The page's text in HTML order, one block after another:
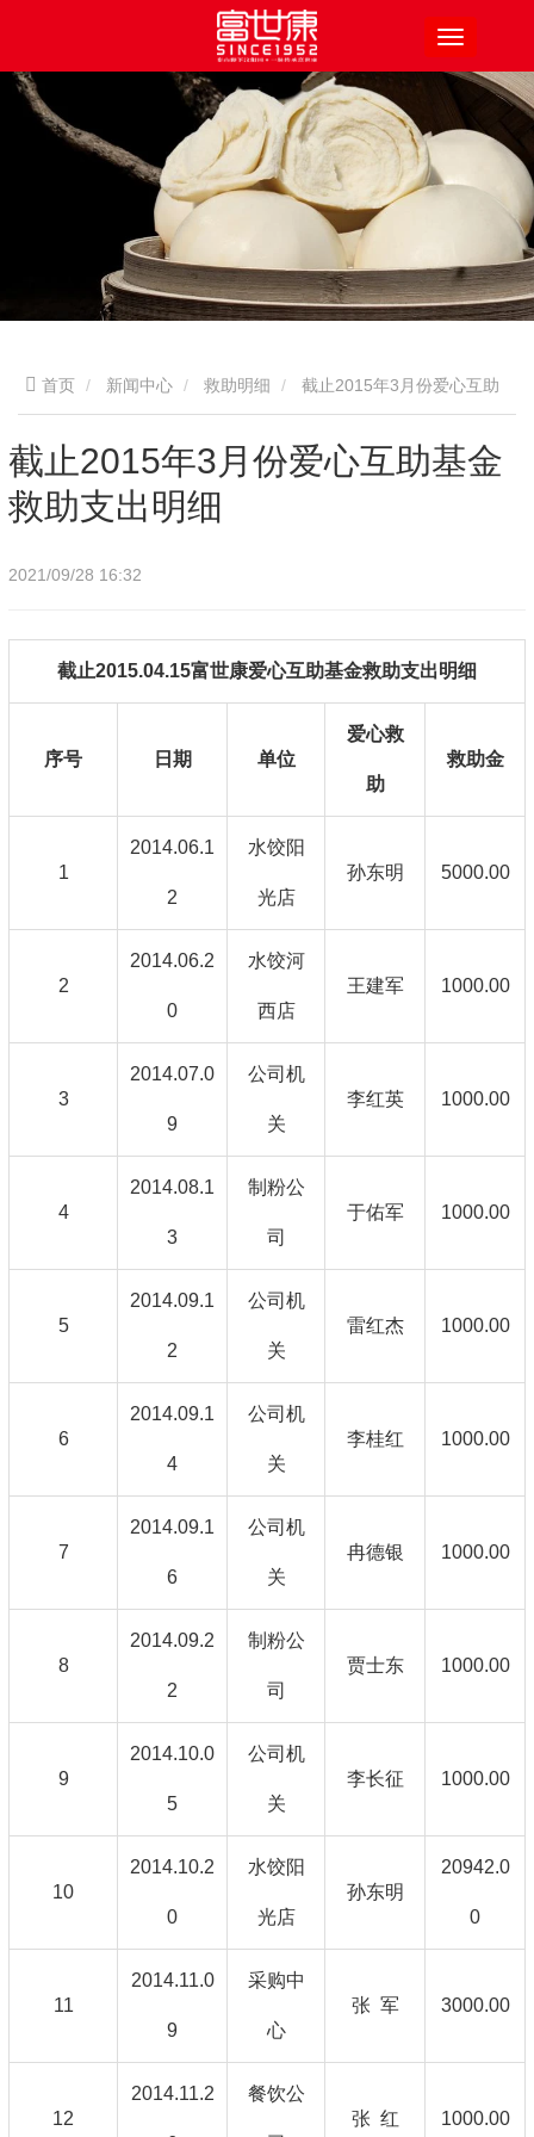
首页 新闻中心 救助明细
基金救助支出明细
截止2015年3月份爱心互助基金
救助支出明细
2021/09/28 16:32
截止2015.04.15富世康爱心互助基金救助支出明细
序号 日期 单位
爱心救
助
救助金
1
2014.06.1
2
水饺阳
光店
孙东明 5000.00
2
2014.06.2
0
水饺河
西店
王建军 1000.00
3
2014.07.0
9
公司机
关
李红英 1000.00
4
2014.08.1
3
制粉公
司
于佑军 1000.00
5
2014.09.1
2
公司机
关
雷红杰 1000.00
6
2014.09.1
4
公司机
关
李桂红 1000.00
7
2014.09.1
6
公司机
关
冉德银 1000.00
8
2014.09.2
2
制粉公
司
贾士东 1000.00
9
2014.10.0
5
公司机
关
李长征 1000.00
10
2014.10.2
0
水饺阳
光店
孙东明
20942.0
0
11
2014.11.0
9
采购中
心
张 军 3000.00
12
2014.11.2 餐饮公
张 红 1000.00